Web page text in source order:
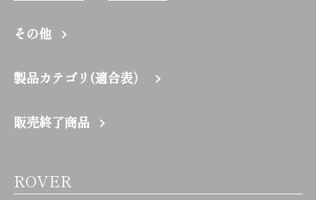
その他
製品カテゴリ(適合表）
販売終了商品
ROVER